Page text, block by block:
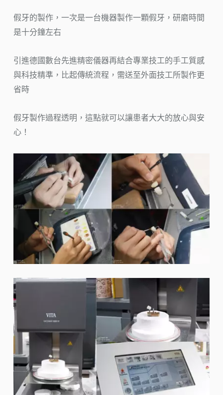
假牙的製作，一次是一台機器製作一顆假牙，研磨時間
是十分鐘左右
引進德國數台先進精密儀器再結合專業技工的手工質感
與科技精準，比起傳統流程，需送至外面技工所製作更
省時
假牙製作過程透明，這點就可以讓患者大大的放心與安
心！